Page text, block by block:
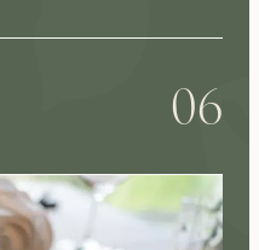
06